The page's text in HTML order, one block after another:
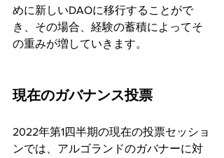
めに新しいDAOに移行することがで
き、その場合、経験の蓄積によってそ
の重みが増していきます。
現在のガバナンス投票
2022年第1四半期の現在の投票セッショ
ンでは、アルゴランドのガバナーに対